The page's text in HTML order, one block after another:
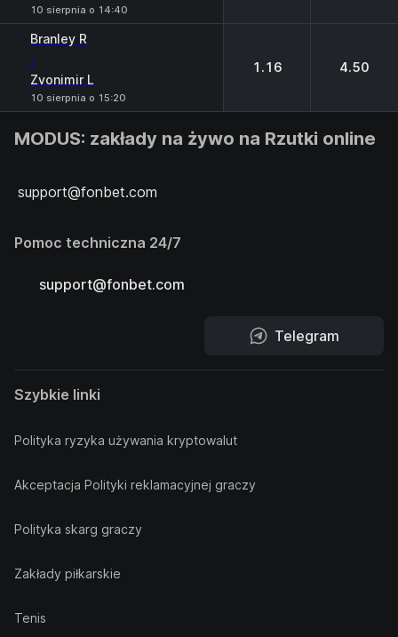
10 sierpnia o 14:40
Branley R
-
Zvonimir L
10 sierpnia o 15:20
1.16 4.50
MODUS: zakłady na żywo na Rzutki online
support@fonbet.com
Pomoc techniczna 24/7
support@fonbet.com
Telegram
Szybkie linki
Polityka ryzyka używania kryptowalut
Akceptacja Polityki reklamacyjnej graczy
Polityka skarg graczy
Zakłady piłkarskie
Tenis